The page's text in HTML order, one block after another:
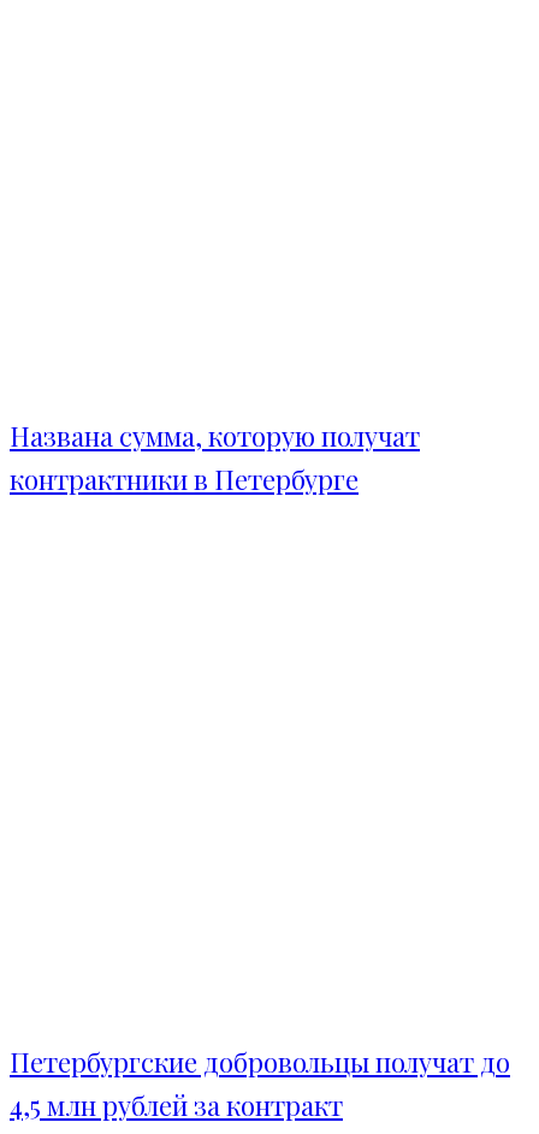
Названа сумма, которую получат
контрактники в Петербурге
Петербургские добровольцы получат до
4,5 млн рублей за контракт